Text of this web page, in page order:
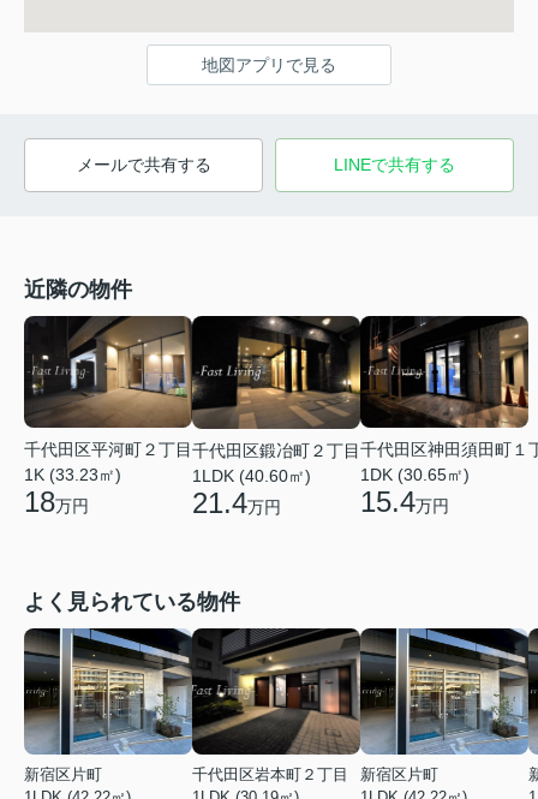
地図アプリで見る
メールで共有する LINEで共有する
近隣の物件
千代田区平河町２丁目
1K (33.23㎡)
18万円
千代田区鍛冶町２丁目
1LDK (40.60㎡)
21.4万円
千代田区神田須田町１
1DK (30.65㎡)
15.4万円
よく見られている物件
新宿区片町
千代田区岩本町２丁目
新宿区片町